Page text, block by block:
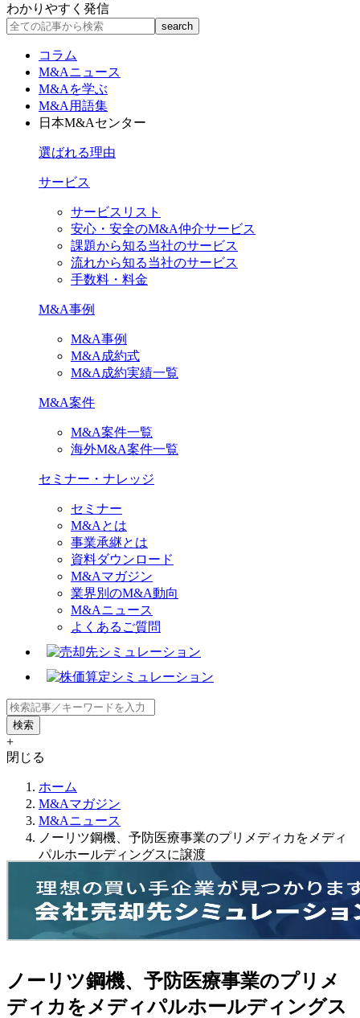
わかりやすく発信
コラム
M&Aニュース
M&Aを学ぶ
M&A用語集
日本M&Aセンター
選ばれる理由
サービス
サービスリスト
安心・安全のM&A仲介サービス
課題から知る当社のサービス
流れから知る当社のサービス
手数料・料金
M&A事例
M&A事例
M&A成約式
M&A成約実績一覧
M&A案件
M&A案件一覧
海外M&A案件一覧
セミナー・ナレッジ
セミナー
M&Aとは
事業承継とは
資料ダウンロード
M&Aマガジン
業界別のM&A動向
M&Aニュース
よくあるご質問
+
閉じる
ホーム
M&Aマガジン
M&Aニュース
ノーリツ鋼機、予防医療事業のプリメディカをメディ
パルホールディングスに譲渡
ノーリツ鋼機、予防医療事業のプリメ
ディカをメディパルホールディングス